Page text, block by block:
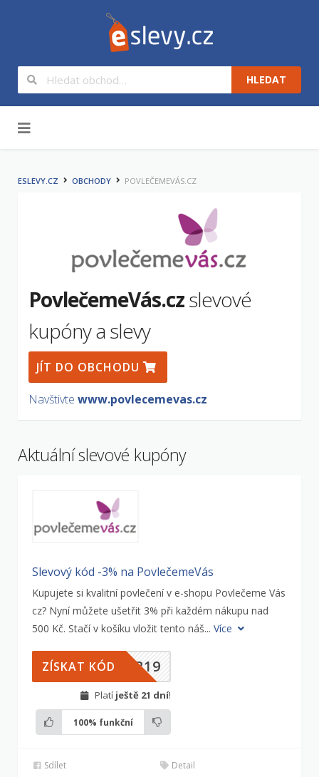
HLEDAT
ESLEVY.CZ OBCHODY POVLEČEMEVÁS.CZ
PovlečemeVás.czslevové
kupóny a slevy
JÍT DO OBCHODU
Navštivte www.povlecemevas.cz
Aktuální slevové kupóny
Slevový kód -3% na PovlečemeVás
Kupujete si kvalitní povlečení v e-shopu Povlečeme Vás
cz? Nyní můžete ušetřit 3% při každém nákupu nad
500 Kč. Stačí v košíku vložit tento náš... Více
UB19
ZÍSKAT KÓD
Platí ještě 21 dní!
100% funkční
Sdílet Detail